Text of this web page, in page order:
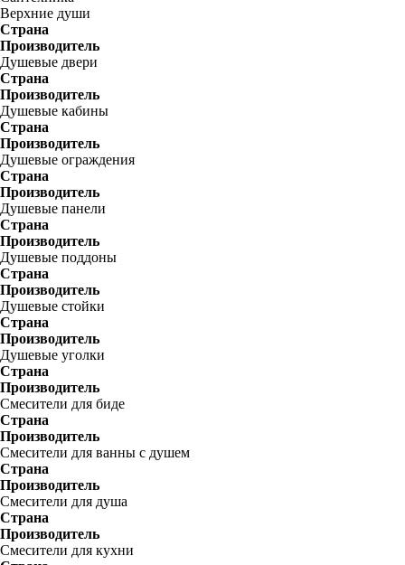
Верхние души
Страна
Производитель
Душевые двери
Страна
Производитель
Душевые кабины
Страна
Производитель
Душевые ограждения
Страна
Производитель
Душевые панели
Страна
Производитель
Душевые поддоны
Страна
Производитель
Душевые стойки
Страна
Производитель
Душевые уголки
Страна
Производитель
Смесители для биде
Страна
Производитель
Смесители для ванны с душем
Страна
Производитель
Смесители для душа
Страна
Производитель
Смесители для кухни